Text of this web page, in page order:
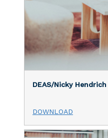
DEAS/Nicky Hendrich
DOWNLOAD